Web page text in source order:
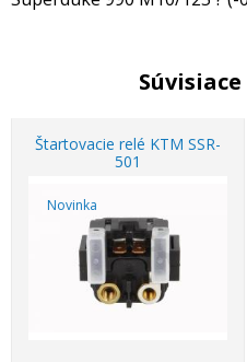
Štartovacie relé KTM SSR-
501
Novinka